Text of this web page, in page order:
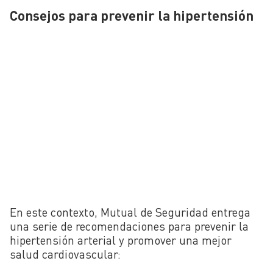
Consejos para prevenir la hipertensión
En este contexto, Mutual de Seguridad entrega
una serie de recomendaciones para prevenir la
hipertensión arterial y promover una mejor
salud cardiovascular: